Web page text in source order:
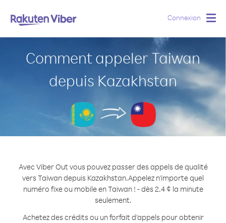
Connexion
Comment appeler Taiwan
depuis Kazakhstan
Avec Viber Out vous pouvez passer des appels de qualité
vers Taiwan depuis Kazakhstan.Appelez n'importe quel
numéro fixe ou mobile en Taiwan ! - dès 2.4 ¢ la minute
seulement.
Achetez des crédits ou un forfait d’appels pour obtenir